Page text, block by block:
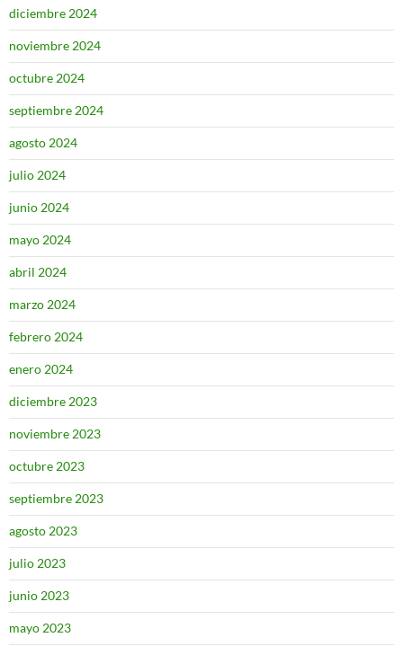
diciembre 2024
noviembre 2024
octubre 2024
septiembre 2024
agosto 2024
julio 2024
junio 2024
mayo 2024
abril 2024
marzo 2024
febrero 2024
enero 2024
diciembre 2023
noviembre 2023
octubre 2023
septiembre 2023
agosto 2023
julio 2023
junio 2023
mayo 2023